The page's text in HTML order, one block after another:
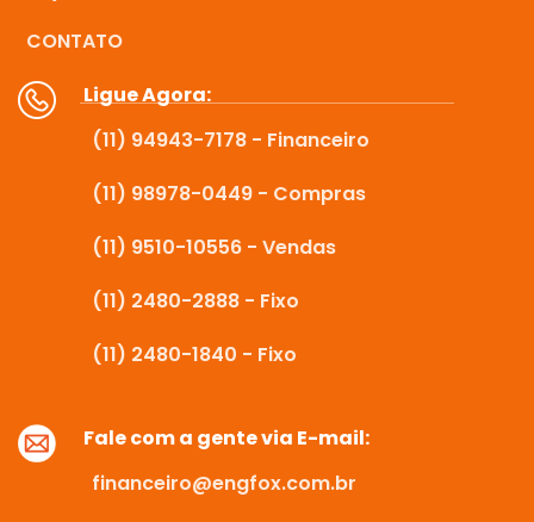
CONTATO
Ligue Agora:
(11) 94943-7178 - Financeiro
(11) 98978-0449 - Compras
(11) 9510-10556 - Vendas
(11) 2480-2888 - Fixo
(11) 2480-1840 - Fixo
Fale com a gente via E-mail:
financeiro@engfox.com.br